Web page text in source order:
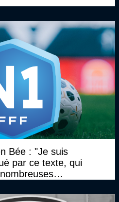
Bée : "Je suis
par ce texte, qui